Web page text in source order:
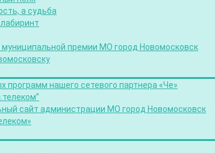
а судьба
премии МО город Новомосковск
программ нашего сетевого партнера «Че»
сайт администрации МО город Новомосковск